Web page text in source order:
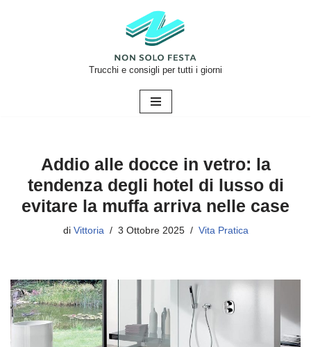
Trucchi e consigli per tutti i giorni
Addio alle docce in vetro: la
tendenza degli hotel di lusso di
evitare la muffa arriva nelle case
di Vittoria 3 Ottobre 2025 Vita Pratica